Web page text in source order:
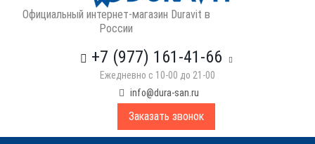
Официальный интернет-магазин Duravit в
России
+7 (977) 161-41-66
Ежедневно с 10-00 до 21-00
info@dura-san.ru
Заказать звонок